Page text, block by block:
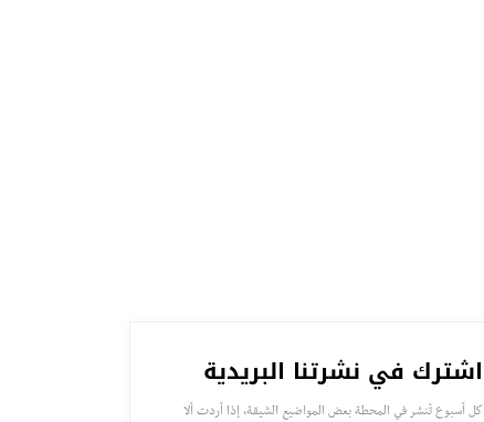
اشترك في نشرتنا البريدية
كل أسبوع تُنشر في المحطة بعض المواضيع الشيقة، إذا أردت ألا